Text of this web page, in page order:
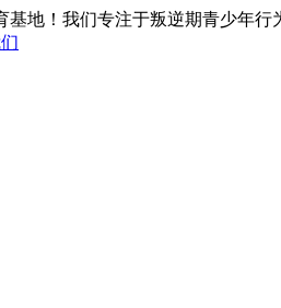
地！我们专注于叛逆期青少年行